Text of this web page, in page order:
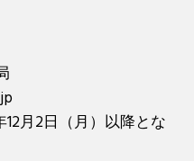
月2日（月）以降とな